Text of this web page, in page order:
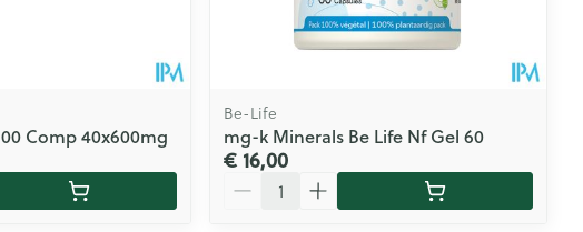
Comp 40x600mg
Be-Life
mg-k Minerals Be Life Nf Gel 60
€ 16,00